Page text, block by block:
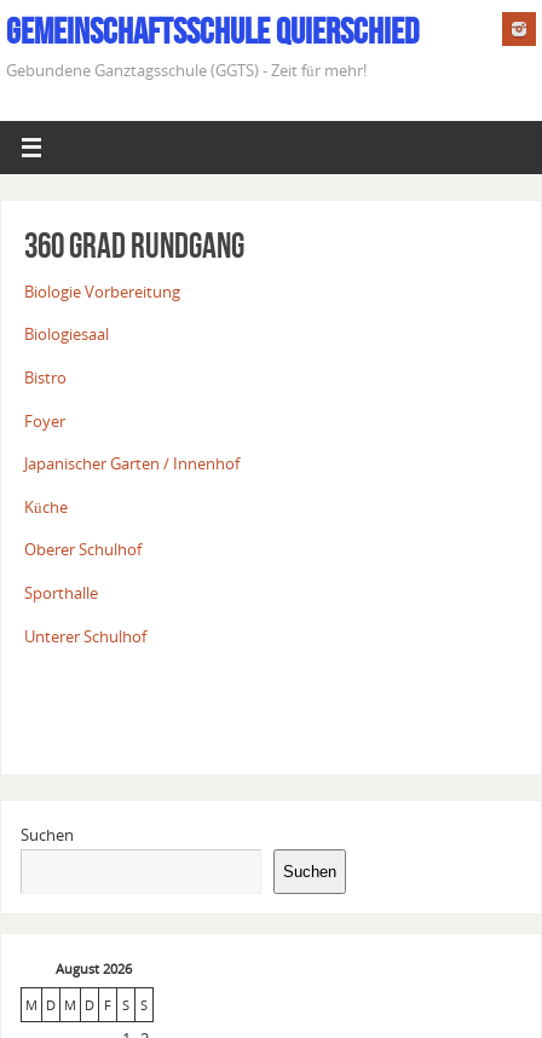
Gemeinschaftsschule Quierschied
Gebundene Ganztagsschule (GGTS) - Zeit für mehr!
360 Grad Rundgang
Biologie Vorbereitung
Biologiesaal
Bistro
Foyer
Japanischer Garten / Innenhof
Küche
Oberer Schulhof
Sporthalle
Unterer Schulhof
Suchen
Suchen
August 2026
M D M D F S S